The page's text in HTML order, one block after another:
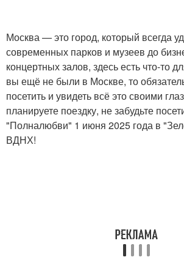
Москва — это город, который всегда
современных парков и музеев до
концертных залов, здесь есть что-то
вы ещё не были в Москве, то
посетить и увидеть всё это своими
планируете поездку, не забудьте
"Полналюбви" 1 июня 2025 года в
ВДНХ!